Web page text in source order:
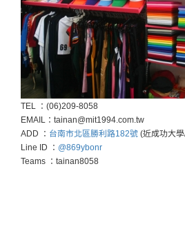
TEL ：(06)209-8058
EMAIL：tainan@mit1994.com.tw
ADD ： 台南市北區勝利路182號 (近成功大
Line ID ： @869ybonr
Teams ：tainan8058